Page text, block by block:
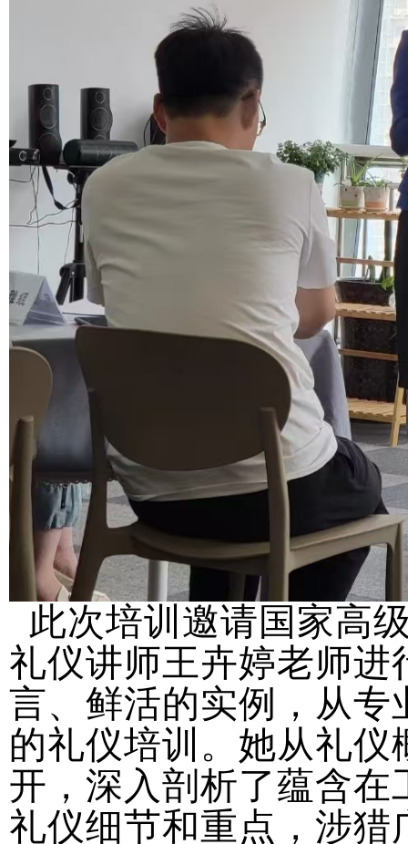
此次培训邀请国家高
礼仪讲师王卉婷老师
言、鲜活的实例，从
的礼仪培训。她从礼
开，深入剖析了蕴含
礼仪细节和重点，涉